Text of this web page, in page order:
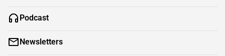
Podcast
Newsletters